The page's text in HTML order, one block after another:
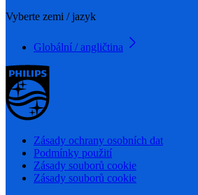
Vyberte zemi / jazyk
Globální / angličtina
Zásady ochrany osobních dat
Podmínky použití
Zásady souborů cookie
Zásady souborů cookie